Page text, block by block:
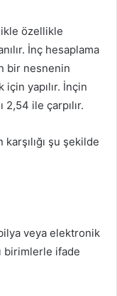
özellikle
İnç hesaplama
bir nesnenin
yapılır. İnçin
ile çarpılır.
şu şekilde
veya elektronik
birimlerle ifade